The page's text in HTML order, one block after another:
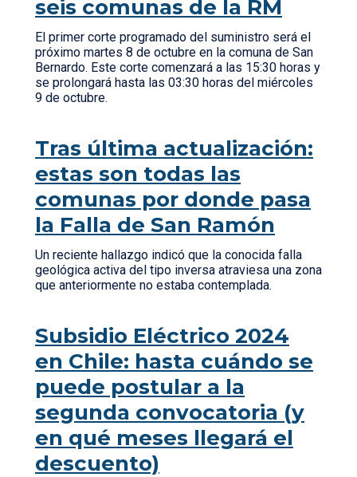
seis comunas de la RM
El primer corte programado del suministro será el
próximo martes 8 de octubre en la comuna de San
Bernardo. Este corte comenzará a las 15:30 horas y
se prolongará hasta las 03:30 horas del miércoles
9 de octubre.
Tras última actualización:
estas son todas las
comunas por donde pasa
la Falla de San Ramón
Un reciente hallazgo indicó que la conocida falla
geológica activa del tipo inversa atraviesa una zona
que anteriormente no estaba contemplada.
Subsidio Eléctrico 2024
en Chile: hasta cuándo se
puede postular a la
segunda convocatoria (y
en qué meses llegará el
descuento)